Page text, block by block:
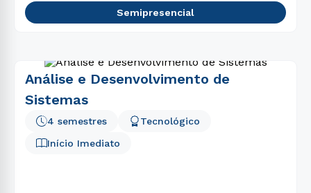
Semipresencial
Análise e Desenvolvimento de
Sistemas
4 semestres
Tecnológico
Início Imediato